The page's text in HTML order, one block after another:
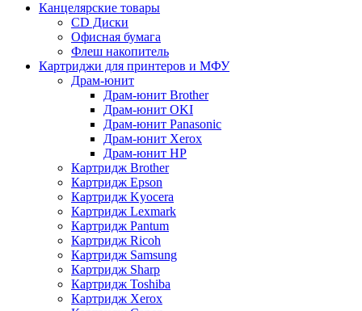
Канцелярские товары
CD Диски
Офисная бумага
Флеш накопитель
Картриджи для принтеров и МФУ
Драм-юнит
Драм-юнит Brother
Драм-юнит OKI
Драм-юнит Panasonic
Драм-юнит Xerox
Драм-юнит НР
Картридж Brother
Картридж Epson
Картридж Kyocera
Картридж Lexmark
Картридж Pantum
Картридж Ricoh
Картридж Samsung
Картридж Sharp
Картридж Toshiba
Картридж Xerox